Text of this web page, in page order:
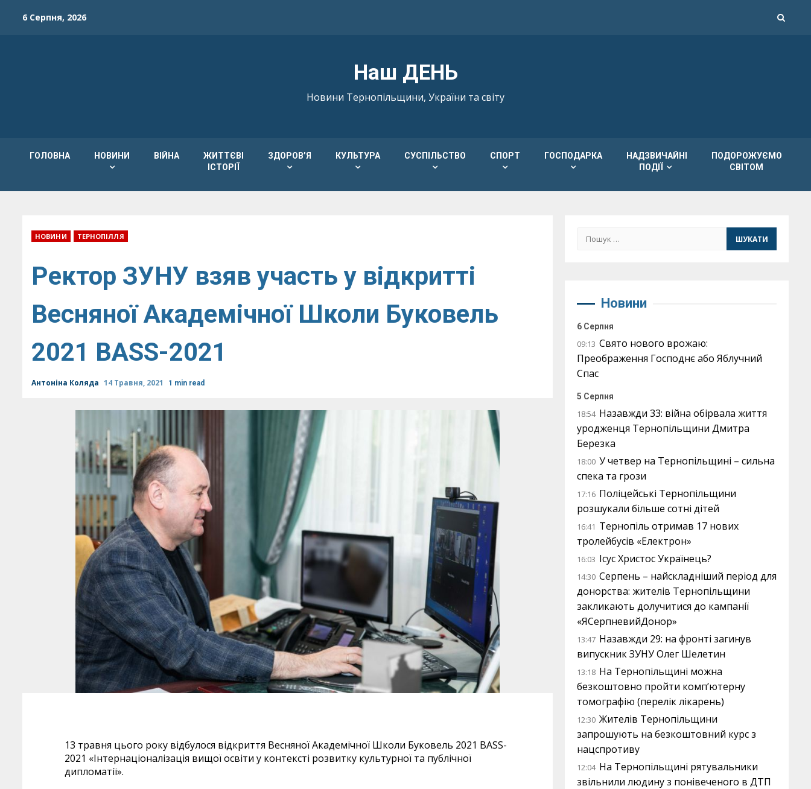
6 Серпня, 2026
Наш ДЕНЬ
Новини Тернопільщини, України та світу
ГОЛОВНА НОВИНИ ВІЙНА
ЖИТТЄВІ
ІСТОРІЇ
ЗДОРОВ’Я КУЛЬТУРА СУСПІЛЬСТВО СПОРТ ГОСПОДАРКА
НАДЗВИЧАЙНІ
ПОДІЇ
ПОДОРОЖУЄМО
СВІТОМ
НОВИНИ ТЕРНОПІЛЛЯ
Ректор ЗУНУ взяв участь у відкритті
Весняної Академічної Школи Буковель
2021 BASS-2021
Антоніна Коляда 14 Травня, 2021 1 min read
13 травня цього року відбулося відкриття Весняної Академічної Школи Буковель 2021 BASS-
2021 «Інтернаціоналізація вищої освіти у контексті розвитку культурної та публічної
дипломатії».
Пошук:
Новини
6 Серпня
09:13 Свято нового врожаю:
Преображення Господнє або Яблучний
Спас
5 Серпня
18:54 Назавжди 33: війна обірвала життя
уродженця Тернопільщини Дмитра
Березка
18:00 У четвер на Тернопільщині – сильна
спека та грози
17:16 Поліцейські Тернопільщини
розшукали більше сотні дітей
16:41 Тернопіль отримав 17 нових
тролейбусів «Електрон»
16:03 Ісус Христос Українець?
14:30 Серпень – найскладніший період для
донорства: жителів Тернопільщини
закликають долучитися до кампанії
«ЯСерпневийДонор»
13:47 Назавжди 29: на фронті загинув
випускник ЗУНУ Олег Шелетин
13:18 На Тернопільщині можна
безкоштовно пройти комп’ютерну
томографію (перелік лікарень)
12:30 Жителів Тернопільщини
запрошують на безкоштовний курс з
нацспротиву
12:04 На Тернопільщині рятувальники
звільнили людину з понівеченого в ДТП